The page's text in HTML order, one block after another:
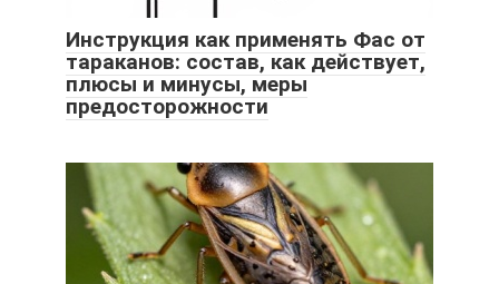
Инструкция как применять Фас от
тараканов: состав, как действует,
плюсы и минусы, меры
предосторожности